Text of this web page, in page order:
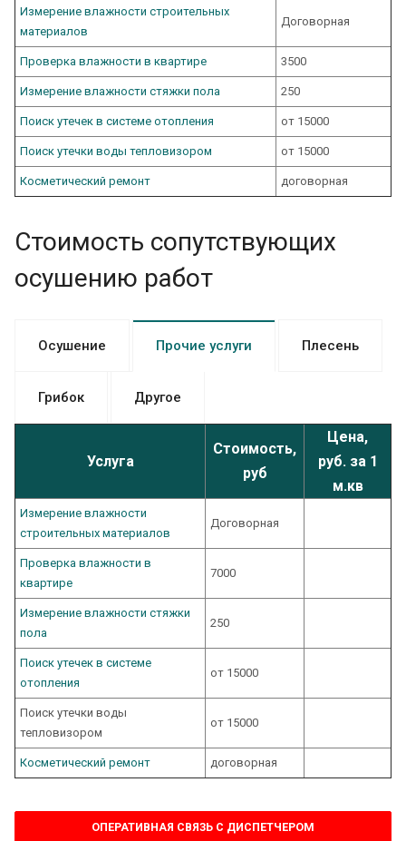
Измерение влажности строительных
материалов
Договорная
Проверка влажности в квартире 3500
Измерение влажности стяжки пола 250
Поиск утечек в системе отопления от 15000
Поиск утечки воды тепловизором от 15000
Косметический ремонт договорная
Стоимость сопутствующих
осушению работ
Осушение Прочие услуги Плесень
Грибок Другое
Услуга
Стоимость,
руб
Цена,
руб. за 1
м.кв
Измерение влажности
строительных материалов
Договорная
Проверка влажности в
квартире
7000
Измерение влажности стяжки
пола
250
Поиск утечек в системе
отопления
от 15000
Поиск утечки воды
тепловизором
от 15000
Косметический ремонт договорная
ОПЕРАТИВНАЯ СВЯЗЬ С ДИСПЕТЧЕРОМ